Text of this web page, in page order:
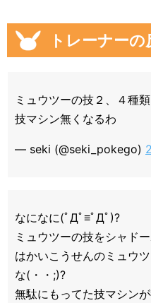
トレーナーの
ミュウツーの技２、４種
技マシン無くなるわ
— seki (@seki_pokego)
なになに(ﾟДﾟ≡ﾟДﾟ)?
ミュウツーの技をシャド
はかいこうせんのミュウ
な(・・;)?
無駄にもってた技マシン